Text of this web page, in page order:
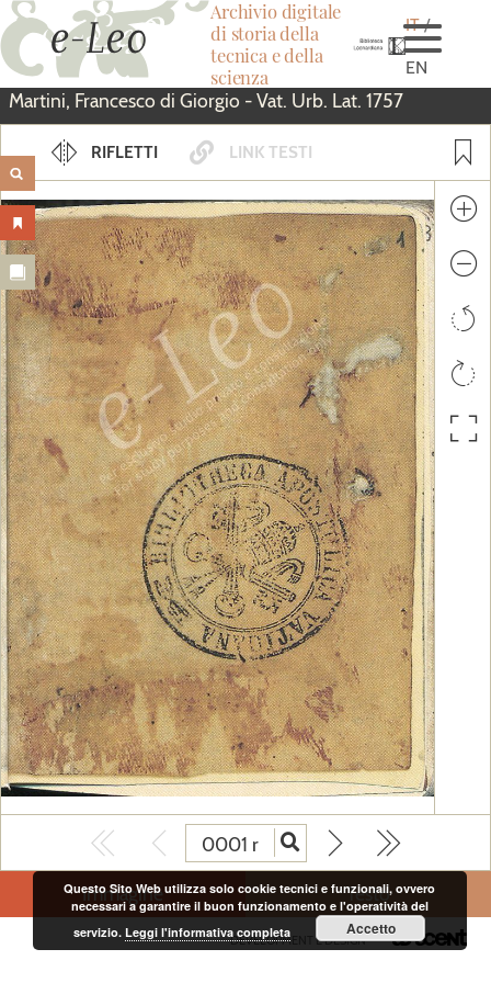
Salta
al
contenuto
Archivio digitale
di storia della
tecnica e della
scienza
IT
EN
Martini, Francesco di Giorgio - Vat. Urb. Lat. 1757
Immagine Testo
RIFLETTI LINK TESTI
LINK IMMAGINE
Testo non disponibile per questo
manoscritto.
NOTE A PIÈ DI PAGINA
DEVELOPMENT E DESIGN
Questo Sito Web utilizza solo cookie tecnici e funzionali, ovvero
necessari a garantire il buon funzionamento e l'operatività del
servizio.Leggi l'informativa completa Accetto